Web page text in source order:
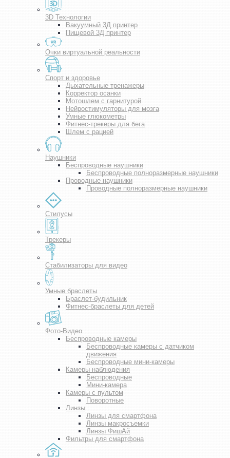
3D Технологии
Вакуумный 3Д принтер
Пищевой 3Д принтер
Очки виртуальной реальности
Спорт и здоровье
Дыхательные тренажеры
Корректор осанки
Мотошлем с гарнитурой
Нейростимуляторы для мозга
Умные глюкометры
Фитнес-трекеры для бега
Шлем с рацией
Наушники
Беспроводные наушники
Беспроводные полноразмерные наушники
Проводные наушники
Проводные полноразмерные наушники
Стилусы
Трекеры
Стабилизаторы для видео
Умные браслеты
Браслет-будильник
Фитнес-браслеты для детей
Фото-Видео
Беспроводные камеры
Беспроводные камеры с датчиком
движения
Беспроводные мини-камеры
Камеры наблюдения
Беспроводные
Мини-камера
Камеры с пультом
Поворотные
Линзы
Линзы для смартфона
Линзы макросъемки
Линзы ФишАй
Фильтры для смартфона